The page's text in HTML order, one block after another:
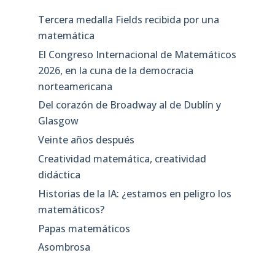
Tercera medalla Fields recibida por una
matemática
El Congreso Internacional de Matemáticos
2026, en la cuna de la democracia
norteamericana
Del corazón de Broadway al de Dublín y
Glasgow
Veinte años después
Creatividad matemática, creatividad
didáctica
Historias de la IA: ¿estamos en peligro los
matemáticos?
Papas matemáticos
Asombrosa